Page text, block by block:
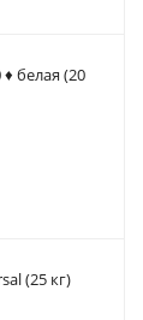
белая (20
(25 кг)